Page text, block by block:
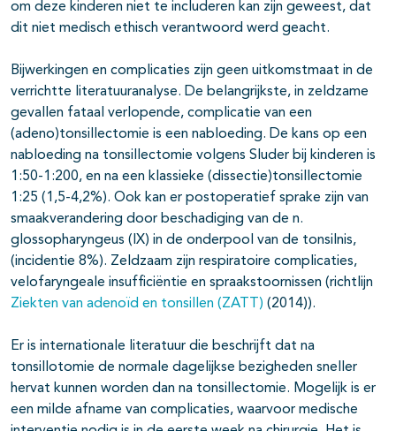
om deze kinderen niet te includeren kan zijn geweest, dat
dit niet medisch ethisch verantwoord werd geacht.
Bijwerkingen en complicaties zijn geen uitkomstmaat in de
verrichtte literatuuranalyse. De belangrijkste, in zeldzame
gevallen fataal verlopende, complicatie van een
(adeno)tonsillectomie is een nabloeding. De kans op een
nabloeding na tonsillectomie volgens Sluder bij kinderen is
1:50-1:200, en na een klassieke (dissectie)tonsillectomie
1:25 (1,5-4,2%). Ook kan er postoperatief sprake zijn van
smaakverandering door beschadiging van de n.
glossopharyngeus (IX) in de onderpool van de tonsilnis,
(incidentie 8%). Zeldzaam zijn respiratoire complicaties,
velofaryngeale insufficiëntie en spraakstoornissen (richtlijn
Ziekten van adenoïd en tonsillen (ZATT) (2014)).
Er is internationale literatuur die beschrijft dat na
tonsillotomie de normale dagelijkse bezigheden sneller
hervat kunnen worden dan na tonsillectomie. Mogelijk is er
een milde afname van complicaties, waarvoor medische